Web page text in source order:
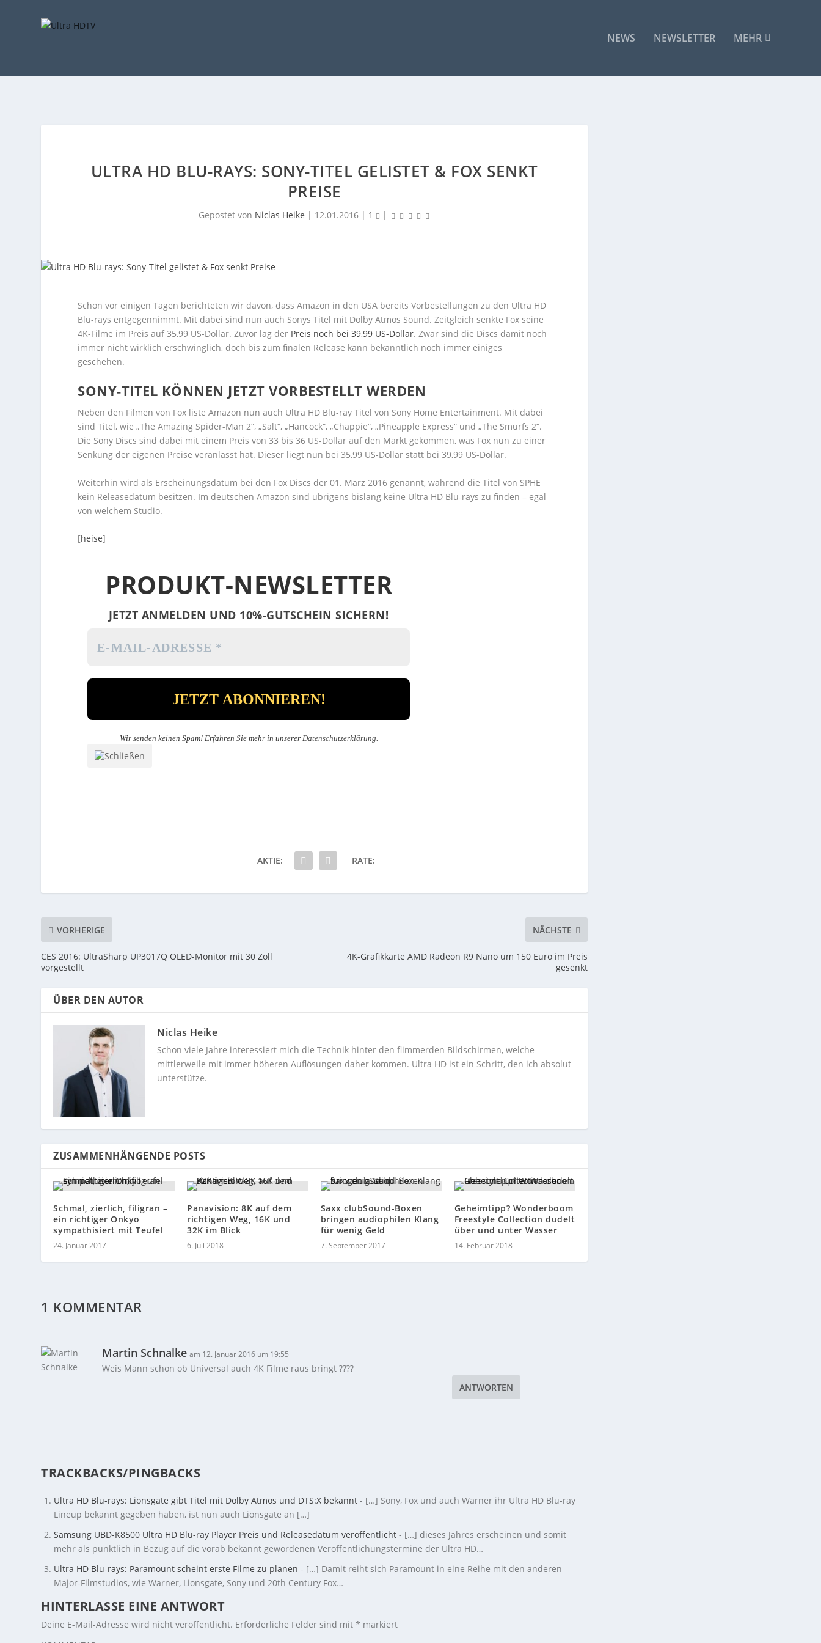
NEWS NEWSLETTER MEHR
ULTRA HD BLU-RAYS: SONY-TITEL GELISTET & FOX SENKT
PREISE
Gepostet von Niclas Heike | 12.01.2016 | 1 |
Schon vor einigen Tagen berichteten wir davon, dass Amazon in den USA bereits Vorbestellungen zu den Ultra HD
Blu-rays entgegennimmt. Mit dabei sind nun auch Sonys Titel mit Dolby Atmos Sound. Zeitgleich senkte Fox seine
4K-Filme im Preis auf 35,99 US-Dollar. Zuvor lag der Preis noch bei 39,99 US-Dollar. Zwar sind die Discs damit noch
immer nicht wirklich erschwinglich, doch bis zum finalen Release kann bekanntlich noch immer einiges
geschehen.
SONY-TITEL KÖNNEN JETZT VORBESTELLT WERDEN
Neben den Filmen von Fox liste Amazon nun auch Ultra HD Blu-ray Titel von Sony Home Entertainment. Mit dabei
sind Titel, wie „The Amazing Spider-Man 2“, „Salt“, „Hancock“, „Chappie“, „Pineapple Express“ und „The Smurfs 2“.
Die Sony Discs sind dabei mit einem Preis von 33 bis 36 US-Dollar auf den Markt gekommen, was Fox nun zu einer
Senkung der eigenen Preise veranlasst hat. Dieser liegt nun bei 35,99 US-Dollar statt bei 39,99 US-Dollar.
Weiterhin wird als Erscheinungsdatum bei den Fox Discs der 01. März 2016 genannt, während die Titel von SPHE
kein Releasedatum besitzen. Im deutschen Amazon sind übrigens bislang keine Ultra HD Blu-rays zu finden – egal
von welchem Studio.
[heise]
PRODUKT-NEWSLETTER
JETZT ANMELDEN UND 10%-GUTSCHEIN SICHERN!
Wir senden keinen Spam! Erfahren Sie mehr in unserer Datenschutzerklärung.
AKTIE: RATE:
VORHERIGE
CES 2016: UltraSharp UP3017Q OLED-Monitor mit 30 Zoll
vorgestellt
NÄCHSTE
4K-Grafikkarte AMD Radeon R9 Nano um 150 Euro im Preis
gesenkt
ÜBER DEN AUTOR
Niclas Heike
Schon viele Jahre interessiert mich die Technik hinter den flimmerden Bildschirmen, welche
mittlerweile mit immer höheren Auflösungen daher kommen. Ultra HD ist ein Schritt, den ich absolut
unterstütze.
ZUSAMMENHÄNGENDE POSTS
Schmal, zierlich, filigran –
ein richtiger Onkyo
sympathisiert mit Teufel
24. Januar 2017
Panavision: 8K auf dem
richtigen Weg, 16K und
32K im Blick
6. Juli 2018
Saxx clubSound-Boxen
bringen audiophilen Klang
für wenig Geld
7. September 2017
Geheimtipp? Wonderboom
Freestyle Collection dudelt
über und unter Wasser
14. Februar 2018
1 KOMMENTAR
Martin Schnalke am 12. Januar 2016 um 19:55
Weis Mann schon ob Universal auch 4K Filme raus bringt ????
ANTWORTEN
TRACKBACKS/PINGBACKS
Ultra HD Blu-rays: Lionsgate gibt Titel mit Dolby Atmos und DTS:X bekannt - […] Sony, Fox und auch Warner ihr Ultra HD Blu-ray
Lineup bekannt gegeben haben, ist nun auch Lionsgate an […]
Samsung UBD-K8500 Ultra HD Blu-ray Player Preis und Releasedatum veröffentlicht - […] dieses Jahres erscheinen und somit
mehr als pünktlich in Bezug auf die vorab bekannt gewordenen Veröffentlichungstermine der Ultra HD…
Ultra HD Blu-rays: Paramount scheint erste Filme zu planen - […] Damit reiht sich Paramount in eine Reihe mit den anderen
Major-Filmstudios, wie Warner, Lionsgate, Sony und 20th Century Fox…
HINTERLASSE EINE ANTWORT
Deine E-Mail-Adresse wird nicht veröffentlicht. Erforderliche Felder sind mit* markiert